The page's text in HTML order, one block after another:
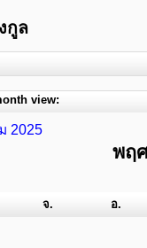
กูล
view:
2025
พฤ
จ. อ.